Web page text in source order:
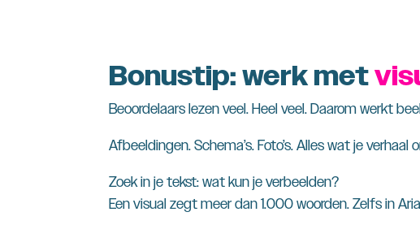
Bonustip: werk met
Beoordelaars lezen veel. Heel veel. Daarom werkt
Afbeeldingen. Schema’s. Foto’s. Alles wat je
Zoek in je tekst: wat kun je verbeelden?
Een visual zegt meer dan 1.000 woorden. Zelfs in